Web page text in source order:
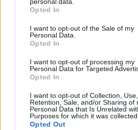
Opted In
I want to opt-out of the Sale of my
Personal Data.
Opted In
I want to opt-out of processing my
Personal Data for Targeted
Opted In
I want to opt-out of Collection, Use,
Retention, Sale, and/or Sharing of
Personal Data that Is Unrelated
Purposes for which it was collected.
Opted Out
KEDVES OLVASÓNK!
A keresett cikk a portfolio.hu
tartozik, melynek olvasása
regisztrációhoz kötött.
Portfolio.hu teljes
Kötéslisták: BÉT elmúlt 2 év
kötéslistái